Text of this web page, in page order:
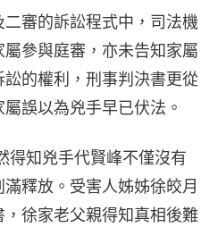
審的訴訟程式中，司法機
參與庭審，亦未告知家屬
的權利，刑事判決書更從
誤以為兇手早已伏法。
得知兇手代賢峰不僅沒有
釋放。受害人姊姊徐皎月
徐家老父親得知真相後難